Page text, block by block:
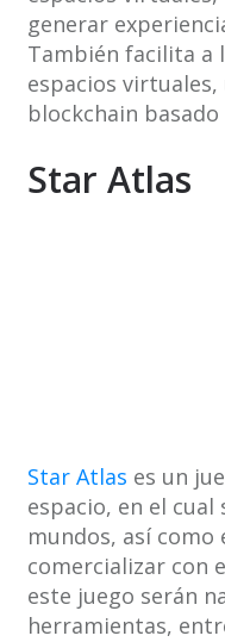
generar
También facilita a
espacios
blockchain
Star Atlas
Star Atlas es un
espacio, en el
mundos, así
comercializar con
este juego serán
herramientas,